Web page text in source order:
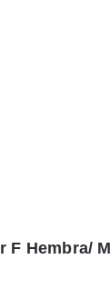
F Hembra/